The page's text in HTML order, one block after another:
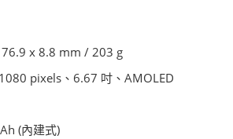
x 8.8 mm / 203 g
pixels、6.67 吋、AMOLED
(內建式)